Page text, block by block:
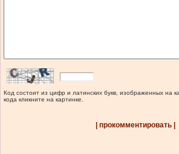
Код состоит из цифр и латинских букв, изображенных на
кода кликните на картинке.
| прокомментировать |